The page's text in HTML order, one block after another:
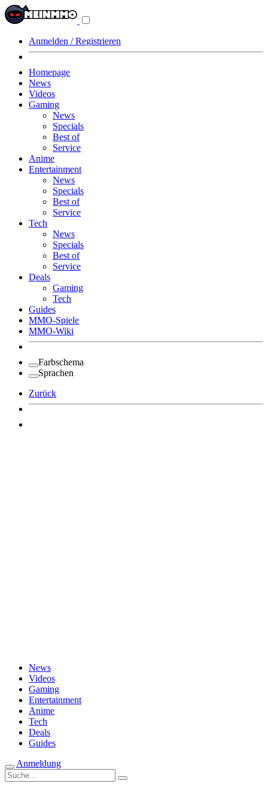
Anmelden / Registrieren
Homepage
News
Videos
Gaming
News
Specials
Best of
Service
Anime
Entertainment
News
Specials
Best of
Service
Tech
News
Specials
Best of
Service
Deals
Gaming
Tech
Guides
MMO-Spiele
MMO-Wiki
Farbschema
Sprachen
Zurück
News
Videos
Gaming
Entertainment
Anime
Tech
Deals
Guides
Anmeldung
Suche
nach: